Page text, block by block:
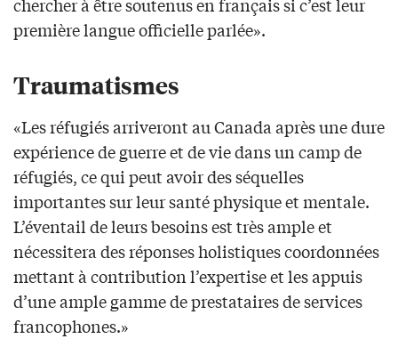
chercher à être soutenus en français si c’est leur
première langue officielle parlée».
Traumatismes
«Les réfugiés arriveront au Canada après une dure
expérience de guerre et de vie dans un camp de
réfugiés, ce qui peut avoir des séquelles
importantes sur leur santé physique et mentale.
L’éventail de leurs besoins est très ample et
nécessitera des réponses holistiques coordonnées
mettant à contribution l’expertise et les appuis
d’une ample gamme de prestataires de services
francophones.»